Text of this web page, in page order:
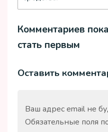
Комментариев
стать первым
Оставить
Ваш адрес email не
Обязательные поля